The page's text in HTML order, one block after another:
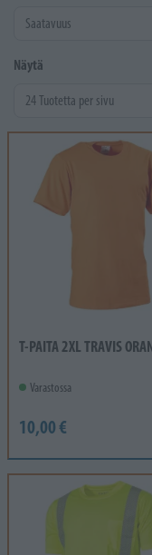
Näytä
T-PAITA 2XL TRAVIS
Varastossa
10,00 €